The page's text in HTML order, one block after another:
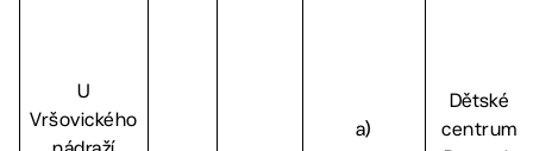
U
Vršovického
a)
Dětské
centrum